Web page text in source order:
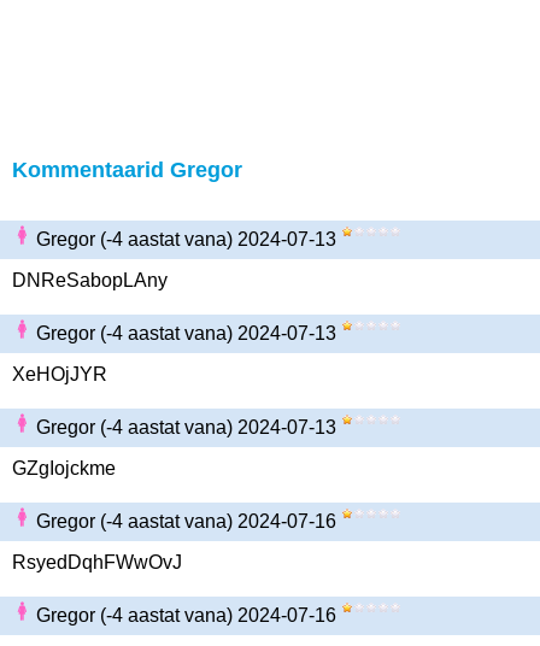
Kommentaarid Gregor
Gregor (-4 aastat vana) 2024-07-13
DNReSabopLAny
Gregor (-4 aastat vana) 2024-07-13
XeHOjJYR
Gregor (-4 aastat vana) 2024-07-13
GZgIojckme
Gregor (-4 aastat vana) 2024-07-16
RsyedDqhFWwOvJ
Gregor (-4 aastat vana) 2024-07-16